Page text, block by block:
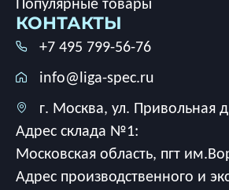
КОНТАКТЫ
+7 495 799-56-76
info@liga-spec.ru
г. Москва, ул. Привольная
Адрес склада №1:
Московская область, пгт
Адрес производственного и